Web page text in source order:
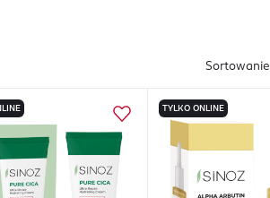
Sortowanie
TYLKO ONLINE